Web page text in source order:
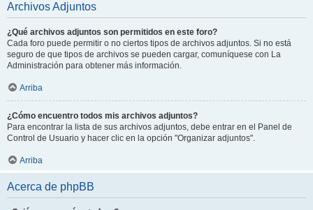
Archivos Adjuntos
¿Qué archivos adjuntos son permitidos en este foro?
Cada foro puede permitir o no ciertos tipos de archivos adjuntos. Si no está
seguro de que tipos de archivos se pueden cargar, comuníquese con La
Administración para obtener más información.
Arriba
¿Cómo encuentro todos mis archivos adjuntos?
Para encontrar la lista de sus archivos adjuntos, debe entrar en el Panel de
Control de Usuario y hacer clic en la opción "Organizar adjuntos".
Arriba
Acerca de phpBB